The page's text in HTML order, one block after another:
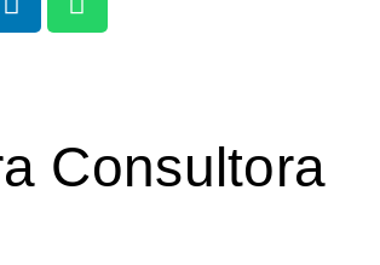
Consultora